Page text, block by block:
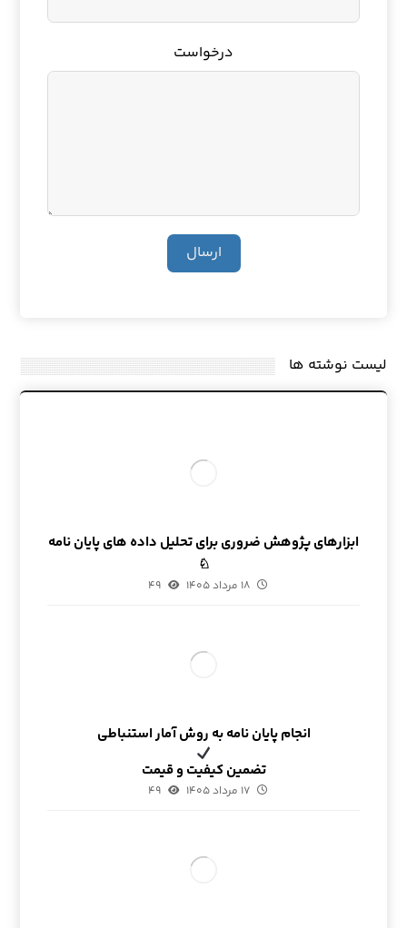
درخواست
ارسال
لیست نوشته ها
ابزارهای پژوهش ضروری برای تحلیل داده های پایان نامه
♘
۱۸ مرداد ۱۴۰۵ ۴۹
انجام پایان نامه به روش آمار استنباطی
تضمین کیفیت و قیمت
۱۷ مرداد ۱۴۰۵ ۴۹